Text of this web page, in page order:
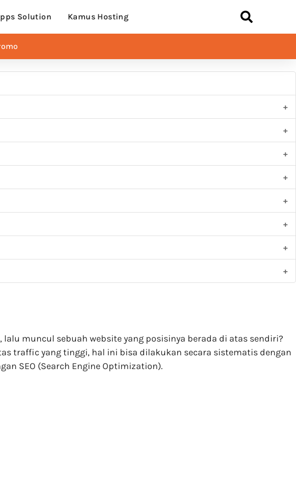
Solution Kamus Hosting
muncul sebuah website yang posisinya berada di atas sendiri?
traffic yang tinggi, hal ini bisa dilakukan secara sistematis dengan
SEO (Search Engine Optimization).